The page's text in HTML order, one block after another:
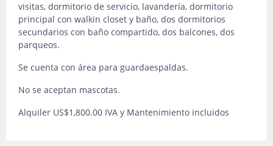
visitas, dormitorio de servicio, lavandería, dormitorio
principal con walkin closet y baño, dos dormitorios
secundarios con baño compartido, dos balcones, dos
parqueos.
Se cuenta con área para guardaespaldas.
No se aceptan mascotas.
Alquiler US$1,800.00 IVA y Mantenimiento incluidos